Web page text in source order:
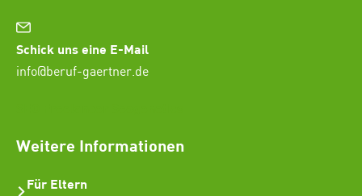
Schick uns eine E-Mail
info@beruf-gaertner.de
Weitere Informationen
Für Eltern